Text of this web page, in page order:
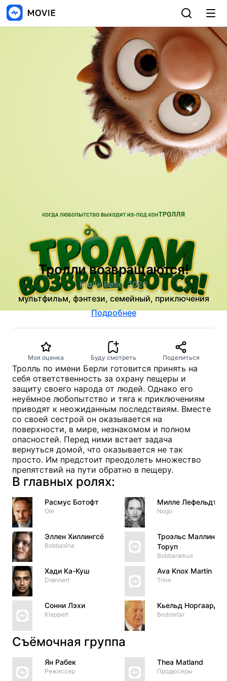
Тролли возвращаются!
Krølle Bølle, 2026
мультфильм, фэнтези, семейный, приключения
Подробнее
Моя оценка Буду смотреть Поделиться
Тролль по имени Берли готовится принять на
себя ответственность за охрану пещеры и
защиту своего народа от людей. Однако его
неуёмное любопытство и тяга к приключениям
приводят к неожиданным последствиям. Вместе
со своей сестрой он оказывается на
поверхности, в мире, незнакомом и полном
опасностей. Перед ними встает задача
вернуться домой, что оказывается не так
просто. Им предстоит преодолеть множество
препятствий на пути обратно в пещеру.
В главных ролях:
Расмус Ботофт
Ole
Эллен Хиллингсё
Bobbasina
Хади Ка-Куш
Drønnert
Сонни Лэхи
Kleppert
Милле Лефельдт
Nogo
Троэльс Маллинг
Торуп
Bobbarækus
Ava Knox Martin
Trine
Кьельд Норгаард
Bedstefar
Съёмочная группа
Ян Рабек
Режиссер
Thea Matland
Продюсеры